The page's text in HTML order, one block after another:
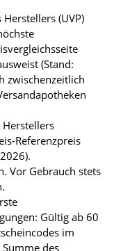
(UVP)
(Stand:
zwischenzeitlich
Herstellers
Referenzpreis
Vor Gebrauch stets
Gültig ab 60
im
des